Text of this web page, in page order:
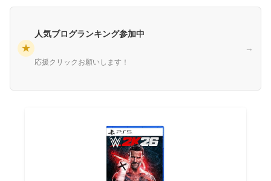
★
人気ブログランキング参加中
応援クリックお願いします！
→